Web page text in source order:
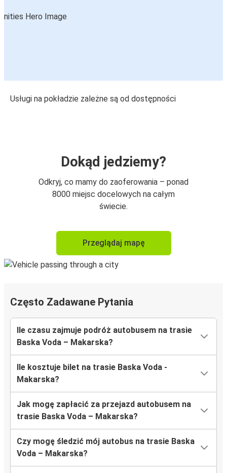
Usługi na pokładzie zależne są od dostępności
Dokąd jedziemy?
Odkryj, co mamy do zaoferowania – ponad
8000 miejsc docelowych na całym
świecie.
Przeglądaj mapę
Często Zadawane Pytania
Ile czasu zajmuje podróż autobusem na trasie
Baska Voda – Makarska?
Ile kosztuje bilet na trasie Baska Voda -
Makarska?
Jak mogę zapłacić za przejazd autobusem na
trasie Baska Voda – Makarska?
Czy mogę śledzić mój autobus na trasie Baska
Voda – Makarska?